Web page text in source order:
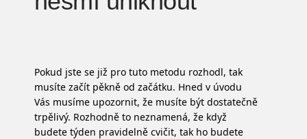
Pokud jste se již pro tuto metodu rozhodl, tak
musíte začít pěkně od začátku. Hned v úvodu
Vás musíme upozornit, že musíte být dostatečně
trpělivý. Rozhodně to neznamená, že když
budete týden pravidelně cvičit, tak ho budete